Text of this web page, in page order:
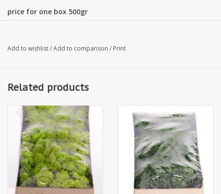
price for one box 500gr
soft, natural, pure, delicate, multi-colored, decorative, safe, non-
Add to wishlist/Add to comparison / Print
Related products